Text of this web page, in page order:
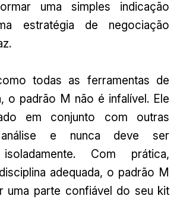
uma simples indicação
estratégia de negociação
todas as ferramentas de
o padrão M não é infalível. Ele
em conjunto com outras
e nunca deve ser
Com prática,
adequada, o padrão M
uma parte confiável do seu kit